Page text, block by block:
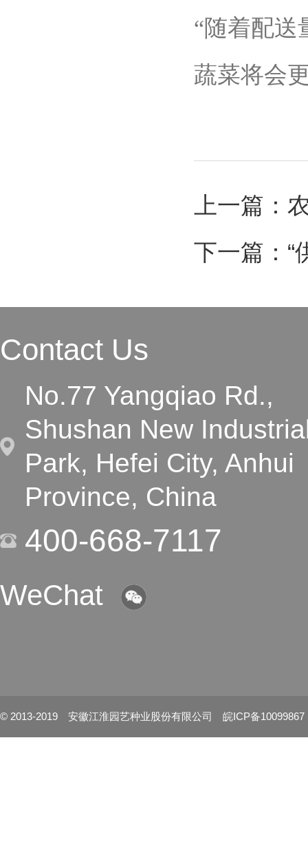
“随着配送
蔬菜将会
上一篇：
下一篇： “
Contact Us
No.77 Yangqiao Rd.,
Shushan New
Park, Hefei City, Anhui
Province, China
400-668-7117
WeChat
© 2013-2019 安徽江淮园艺种业股份有限公司 皖ICP备10099867